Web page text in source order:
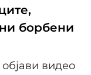
борбени
видео